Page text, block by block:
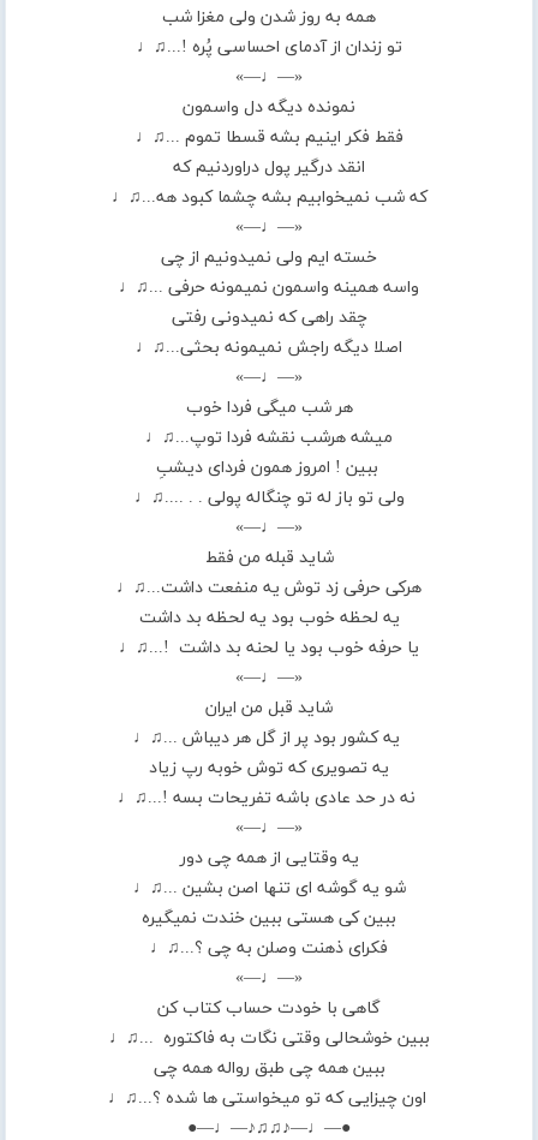
همه به روز شدن ولی مغزا شب
تو زندان از آدمای احساسی پُره !...♫♩
«—♩—»
نمونده دیگه دل واسمون
فقط فکر اینیم بشه قسطا تموم ...♫♩
انقد درگیر پول دراوردنیم که
که شب نمیخوابیم بشه چشما کبود هه...♫♩
«—♩—»
خسته ایم ولی نمیدونیم از چی
واسه همینه واسمون نمیمونه حرفی ...♫♩
چقد راهی که نمیدونی رفتی
اصلا دیگه راجش نمیمونه بحثی...♫♩
«—♩—»
هر شب میگی فردا خوب
میشه هرشب نقشه فردا توپ...♫♩
ببین ! امروز همون فردای دیشبِ
ولی تو باز له تو چنگاله پولی . .‌ ....♫♩
«—♩—»
شاید قبله من فقط
هرکی حرفی زد توش یه منفعت داشت...♫♩
یه لحظه خوب بود یه لحظه بد داشت
یا حرفه خوب بود یا لحنه بد داشت !...♫♩
«—♩—»
شاید قبل من ایران
یه کشور بود پر از گل هر دیباش ...♫♩
یه تصویری که توش خوبه رپ زیاد
نه در حد عادی باشه تفریحات بسه !...♫♩
«—♩—»
یه وقتایی از همه چی دور
شو یه گوشه ای تنها اصن بشین ...♫♩
ببین کی هستی ببین خندت نمیگیره
فکرای ذهنت وصلن به چی ؟...♫♩
«—♩—»
گاهی با خودت حساب کتاب کن
ببین خوشحالی وقتی نگات به فاکتوره ...♫♩
ببین همه چی طبق رواله همه چی
اون چیزایی که تو میخواستی ها شده ؟...♫♩
●—♩—♪♫♫♪—♩—●